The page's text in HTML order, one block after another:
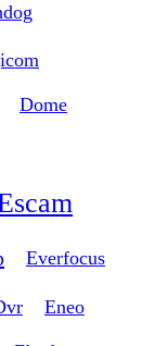
Dome
Everfocus
Eneo